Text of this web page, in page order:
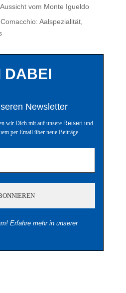
vom Monte Igueldo
Aalspezialität,
DABEI
Newsletter
wir Dich mit auf unsere Reisen und
per Email über neue Beiträge.
Erfahre mehr in unserer